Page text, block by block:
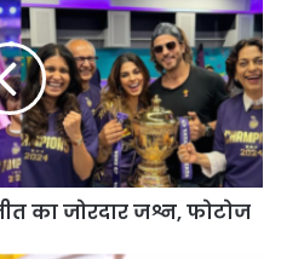
का जोरदार जश्न, फोटोज